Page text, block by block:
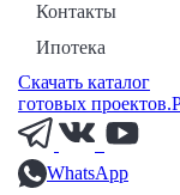
Контакты
Ипотека
Скачать каталог
готовых
WhatsApp